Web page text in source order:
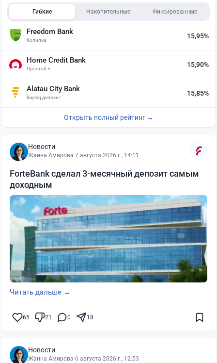
Гибкие Накопительные Фиксированные
Freedom Bank
Копилка
15,95%
Home Credit Bank
Простой +
15,90%
Alatau City Bank
Baytaq депозит
15,85%
Открыть полный рейтинг →
Новости
Жанна Амирова·7 августа 2026 г., 14:11
ForteBank сделал 3-месячный депозит самым
доходным
Читать дальше →
65 21 0 18
Новости
Жанна Амирова·6 августа 2026 г., 12:53